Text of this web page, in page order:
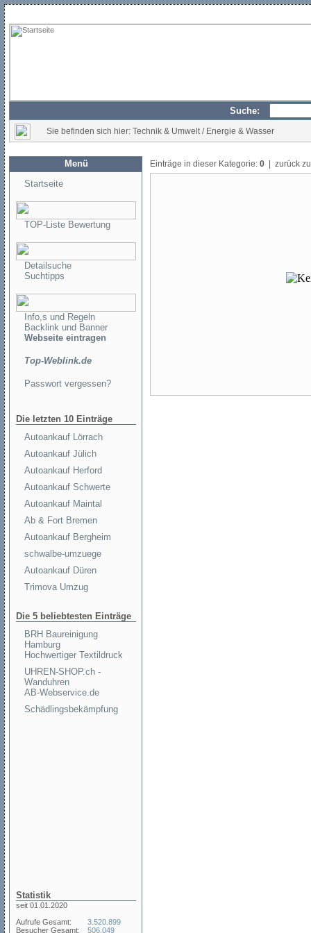
Suche:
Sie befinden sich hier: Technik & Umwelt / Energie & Wasser
Menü
Startseite
TOP-Liste Bewertung
Detailsuche
Suchtipps
Info,s und Regeln
Backlink und Banner
Webseite eintragen
Top-Weblink.de
Passwort vergessen?
Die letzten 10 Einträge
Autoankauf Lörrach
Autoankauf Jülich
Autoankauf Herford
Autoankauf Schwerte
Autoankauf Maintal
Ab & Fort Bremen
Autoankauf Bergheim
schwalbe-umzuege
Autoankauf Düren
Trimova Umzug
Die 5 beliebtesten Einträge
BRH Baureinigung
Hamburg
Hochwertiger Textildruck
UHREN-SHOP.ch -
Wanduhren
AB-Webservice.de
Schädlingsbekämpfung
Statistik
seit 01.01.2020
Aufrufe Gesamt:
Besucher Gesamt:
3.520.899
506.049
Einträge in dieser Kategorie: 0 | zurück